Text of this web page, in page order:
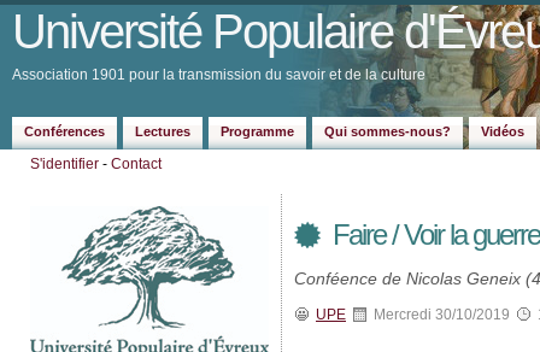
Université Populaire
Association 1901 pour la transmission du savoir et de la culture
Conférences Lectures Programme Qui sommes-nous? Vidéos
S'identifier - Contact
Faire / Voir la
Conféence de Nicolas Geneix
UPE Mercredi 30/10/2019